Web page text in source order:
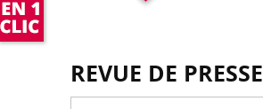
REVUE DE PRESSE